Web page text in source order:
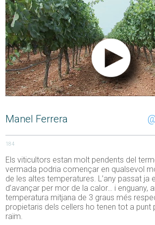
Manel Ferrera
184
Els viticultors estan molt pendents del
vermada podria començar en qualsevol
de les altes temperatures. L’any passat ja
d’avançar per mor de la calor… i enguany,
temperatura mitjana de 3 graus més
propietaris dels cellers ho tenen tot a punt
raïm.